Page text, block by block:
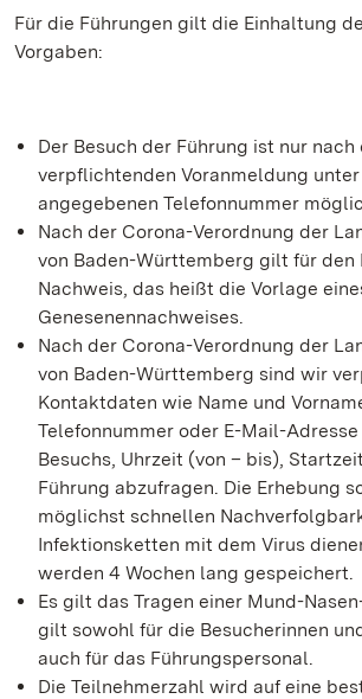
Für die Führungen gilt die Einhaltung
Vorgaben:
Der Besuch der Führung ist nur nach
verpflichtenden Voranmeldung
angegebenen Telefonnummer
Nach der Corona-Verordnung der
von Baden-Württemberg gilt für den
Nachweis, das heißt die Vorlage
Genesenennachweises.
Nach der Corona-Verordnung der
von Baden-Württemberg sind wir
Kontaktdaten wie Name und
Telefonnummer oder E-Mail-
Besuchs, Uhrzeit (von – bis),
Führung abzufragen. Die Erhebung
möglichst schnellen
Infektionsketten mit dem Virus
werden 4 Wochen lang gespeichert.
Es gilt das Tragen einer Mund-
gilt sowohl für die Besucherinnen
auch für das Führungspersonal.
Die Teilnehmerzahl wird auf eine